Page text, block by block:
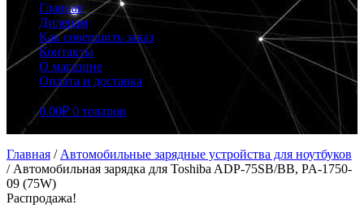
Главная
Дилерам
Как совершить заказ
Контакты
О магазине
Оплата и доставка
0.00₽ 0 товаров
Главная / Автомобильные зарядные устройства для ноутбуков
/ Автомобильная зарядка для Toshiba ADP-75SB/BB, PA-1750-
09 (75W)
Распродажа!